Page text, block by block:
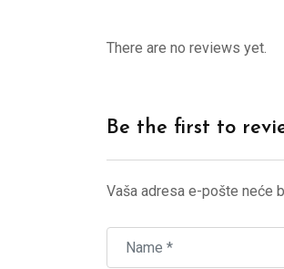
There are no reviews yet.
Be the first to
Vaša adresa e-pošte neće